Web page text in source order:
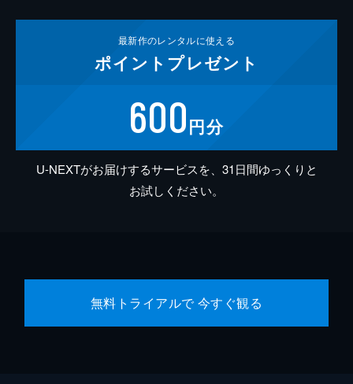
最新作のレンタルに使える
ポイント プレゼント
600円分
U-NEXTがお届けするサービスを、31日間ゆっくりと
お試しください。
無料トライアルで 今すぐ観る